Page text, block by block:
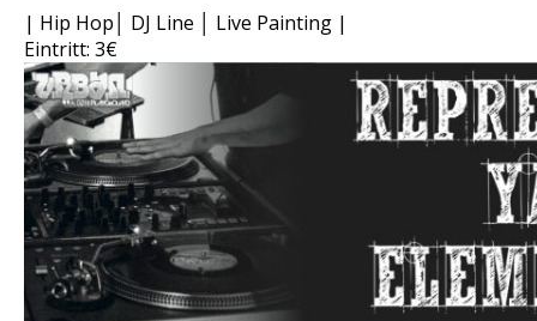
| Hip Hop│ DJ Line │ Live Painting |
Eintritt: 3€